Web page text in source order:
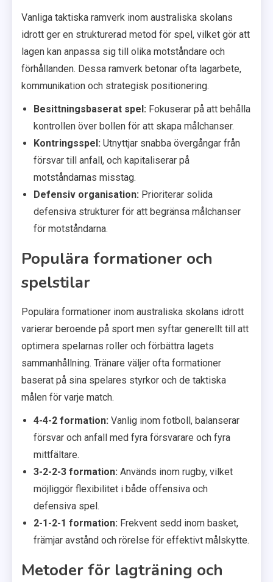
Vanliga taktiska ramverk inom australiska skolans
idrott ger en strukturerad metod för spel, vilket gör att
lagen kan anpassa sig till olika motståndare och
förhållanden. Dessa ramverk betonar ofta lagarbete,
kommunikation och strategisk positionering.
Besittningsbaserat spel: Fokuserar på att behålla
kontrollen över bollen för att skapa målchanser.
Kontringsspel: Utnyttjar snabba övergångar från
försvar till anfall, och kapitaliserar på
motståndarnas misstag.
Defensiv organisation: Prioriterar solida
defensiva strukturer för att begränsa målchanser
för motståndarna.
Populära formationer och
spelstilar
Populära formationer inom australiska skolans idrott
varierar beroende på sport men syftar generellt till att
optimera spelarnas roller och förbättra lagets
sammanhållning. Tränare väljer ofta formationer
baserat på sina spelares styrkor och de taktiska
målen för varje match.
4-4-2 formation: Vanlig inom fotboll, balanserar
försvar och anfall med fyra försvarare och fyra
mittfältare.
3-2-2-3 formation: Används inom rugby, vilket
möjliggör flexibilitet i både offensiva och
defensiva spel.
2-1-2-1 formation: Frekvent sedd inom basket,
främjar avstånd och rörelse för effektivt målskytte.
Metoder för lagträning och